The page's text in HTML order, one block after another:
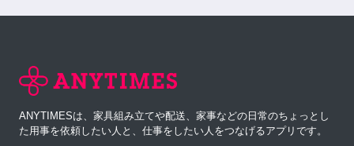
ANYTIMESは、家具組み立てや配送、家事などの日常のちょっとし
た用事を依頼したい人と、仕事をしたい人をつなげるアプリです。